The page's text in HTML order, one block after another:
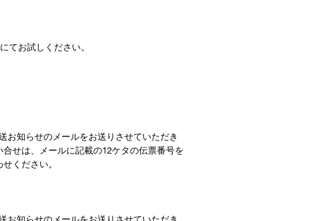
てお試しください。
お知らせのメールをお送りさせていただき
せは、メールに記載の12ケタの伝票番号を
ください。